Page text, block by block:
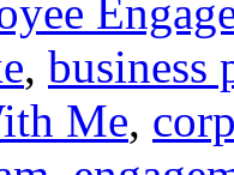
, business
Me,